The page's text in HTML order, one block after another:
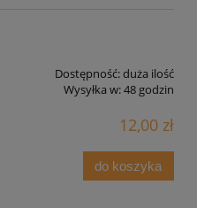
Dostępność:duża ilość
Wysyłka w:48 godzin
12,00 zł
do koszyka